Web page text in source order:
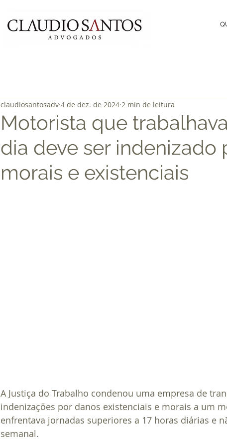
Motorista que
dia deve ser indenizado
morais e existenciais
claudiosantosadv 4 de dez. de 2024 2 min de leitura
A Justiça do Trabalho condenou uma empresa de
indenizações por danos existenciais e morais a um
enfrentava jornadas superiores a 17 horas diárias e
semanal.